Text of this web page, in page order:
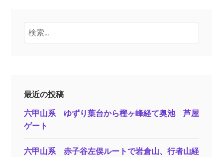
検
索:
最近の投稿
六甲山系 ゆずり葉台から樫ヶ峰経て奥池 芦屋
ゲート
六甲山系 赤子谷左俣ルートで岩倉山、行者山経